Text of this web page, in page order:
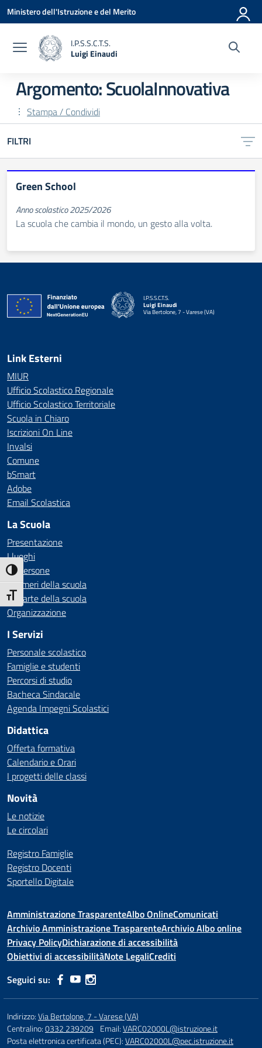
Attiva/disattiva alto contrasto
Attiva/disattiva dimensione testo
Vai ai contenuti
Vai al menu di navigazione
Vai al footer
Ministero dell'Istruzione e del Merito
I.P.S.S.C.T.S.
Luigi Einaudi
— Visita la pagina iniziale della scuola
Argomento: ScuolaInnovativa
Stampa / Condividi
FILTRI
Green School
Anno scolastico 2025/2026
La scuola che cambia il mondo, un gesto alla volta.
I.P.S.S.C.T.S.
Luigi Einaudi
Via Bertolone, 7 - Varese (VA)
— Visita la pagina iniziale della scuola
Link Esterni
MIUR
Ufficio Scolastico Regionale
Ufficio Scolastico Territoriale
Scuola in Chiaro
Iscrizioni On Line
Invalsi
Comune
bSmart
Adobe
Email Scolastica
La Scuola
Presentazione
I luoghi
Le persone
I numeri della scuola
Le carte della scuola
Organizzazione
I Servizi
Personale scolastico
Famiglie e studenti
Percorsi di studio
Bacheca Sindacale
Agenda Impegni Scolastici
Didattica
Offerta formativa
Calendario e Orari
I progetti delle classi
Novità
Le notizie
Le circolari
Registro Famiglie
Registro Docenti
Sportello Digitale
Amministrazione TrasparenteAlbo OnlineComunicati
Archivio Amministrazione TrasparenteArchivio Albo online
Privacy PolicyDichiarazione di accessibilità
Obiettivi di accessibilitàNote LegaliCrediti
Seguici su:
Indirizzo:Via Bertolone, 7 - Varese (VA)
Centralino:0332 239209 Email:VARC02000L@istruzione.it
Posta elettronica certificata (PEC):VARC02000L@pec.istruzione.it